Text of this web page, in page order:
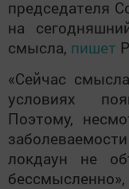
председателя
на
смысла, пишет
«Сейчас
условиях
Поэтому,
локдаун не